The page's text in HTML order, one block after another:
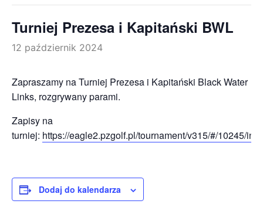
Turniej Prezesa i Kapitański BWL
12 październik 2024
Zapraszamy na Turniej Prezesa i Kapitański Black Water
Links, rozgrywany parami.
Zapisy na
turniej: https://eagle2.pzgolf.pl/tournament/v315/#/10245/info
Dodaj do kalendarza